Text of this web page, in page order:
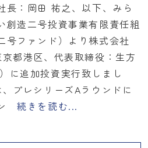
長：岡田 祐之、以下、みら
創造二号投資事業有限責任組
号ファンド）より株式会社
都港区、代表取締役：生方
に追加投資実行致しまし
プレシリーズAラウンドに
続きを読む...